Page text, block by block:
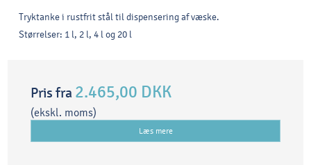
Tryktanke i rustfrit stål til dispensering af væske.
Størrelser: 1 l, 2 l, 4 l og 20 l
Pris fra 2.465,00 DKK
(ekskl. moms)
Læs mere